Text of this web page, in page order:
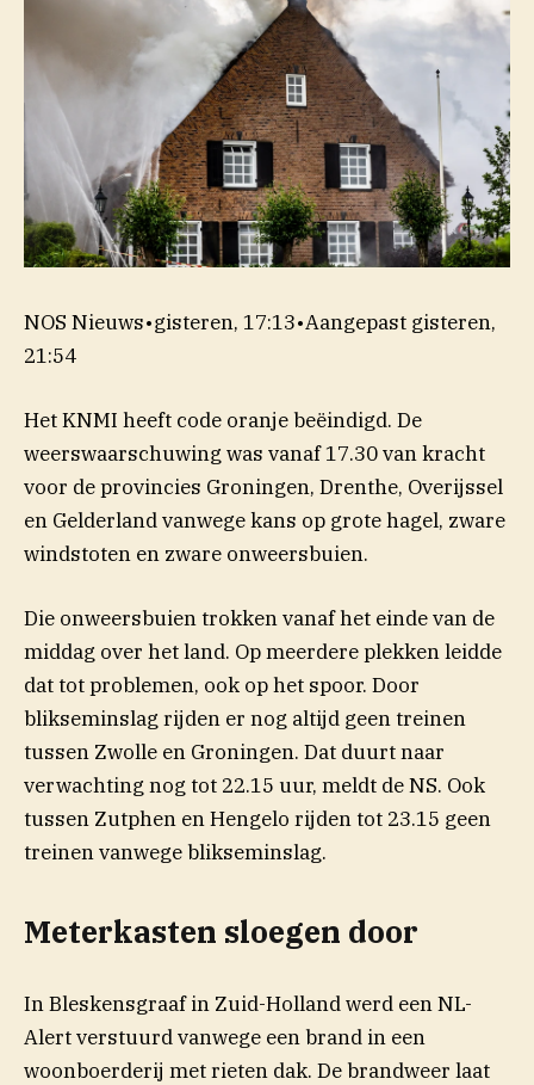
NOS Nieuws•gisteren, 17:13•Aangepast gisteren,
21:54
Het KNMI heeft code oranje beëindigd. De
weerswaarschuwing was vanaf 17.30 van kracht
voor de provincies Groningen, Drenthe, Overijssel
en Gelderland vanwege kans op grote hagel, zware
windstoten en zware onweersbuien.
Die onweersbuien trokken vanaf het einde van de
middag over het land. Op meerdere plekken leidde
dat tot problemen, ook op het spoor. Door
blikseminslag rijden er nog altijd geen treinen
tussen Zwolle en Groningen. Dat duurt naar
verwachting nog tot 22.15 uur, meldt de NS. Ook
tussen Zutphen en Hengelo rijden tot 23.15 geen
treinen vanwege blikseminslag.
Meterkasten sloegen door
In Bleskensgraaf in Zuid-Holland werd een NL-
Alert verstuurd vanwege een brand in een
woonboerderij met rieten dak. De brandweer laat